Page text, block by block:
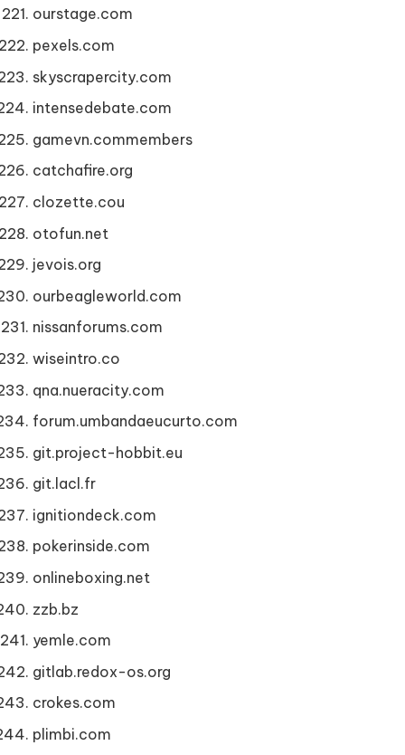
ourstage.com
pexels.com
skyscrapercity.com
intensedebate.com
gamevn.commembers
catchafire.org
clozette.cou
otofun.net
jevois.org
ourbeagleworld.com
nissanforums.com
wiseintro.co
qna.nueracity.com
forum.umbandaeucurto.com
git.project-hobbit.eu
git.lacl.fr
ignitiondeck.com
pokerinside.com
onlineboxing.net
zzb.bz
yemle.com
gitlab.redox-os.org
crokes.com
plimbi.com